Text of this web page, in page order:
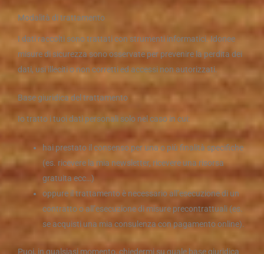
Modalità di trattamento
I dati raccolti sono trattati con strumenti informatici. Idonee
misure di sicurezza sono osservate per prevenire la perdita dei
dati, usi illeciti o non corretti ed accessi non autorizzati.
Base giuridica del trattamento
Io tratto i tuoi dati personali solo nel caso in cui:
hai prestato il consenso per una o più finalità specifiche
(es. ricevere la mia newsletter, ricevere una risorsa
gratuita ecc…)
oppure il trattamento è necessario all’esecuzione di un
contratto o all’esecuzione di misure precontrattuali (es.
se acquisti una mia consulenza con pagamento online).
Puoi, in qualsiasi momento, chiedermi su quale base giuridica